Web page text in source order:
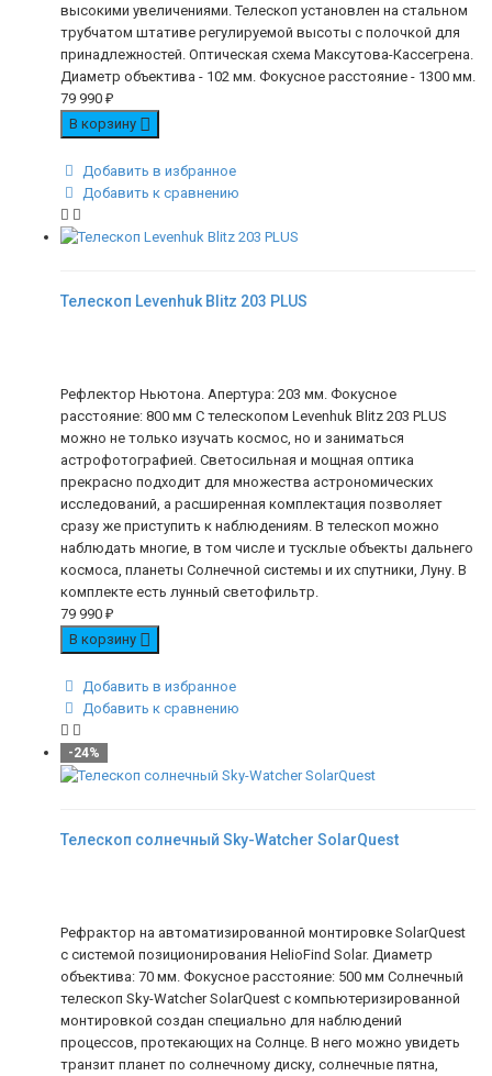
высокими увеличениями. Телескоп установлен на стальном
трубчатом штативе регулируемой высоты с полочкой для
принадлежностей. Оптическая схема Максутова-Кассегрена.
Диаметр объектива - 102 мм. Фокусное расстояние - 1300 мм.
79 990 ₽
В корзину
Добавить в избранное
Добавить к сравнению
Телескоп Levenhuk Blitz 203 PLUS
Рефлектор Ньютона. Апертура: 203 мм. Фокусное
расстояние: 800 мм С телескопом Levenhuk Blitz 203 PLUS
можно не только изучать космос, но и заниматься
астрофотографией. Светосильная и мощная оптика
прекрасно подходит для множества астрономических
исследований, а расширенная комплектация позволяет
сразу же приступить к наблюдениям. В телескоп можно
наблюдать многие, в том числе и тусклые объекты дальнего
космоса, планеты Солнечной системы и их спутники, Луну. В
комплекте есть лунный светофильтр.
79 990 ₽
В корзину
Добавить в избранное
Добавить к сравнению
-24%
Телескоп солнечный Sky-Watcher SolarQuest
Рефрактор на автоматизированной монтировке SolarQuest
с системой позиционирования HelioFind Solar. Диаметр
объектива: 70 мм. Фокусное расстояние: 500 мм Солнечный
телескоп Sky-Watcher SolarQuest с компьютеризированной
монтировкой создан специально для наблюдений
процессов, протекающих на Солнце. В него можно увидеть
транзит планет по солнечному диску, солнечные пятна,